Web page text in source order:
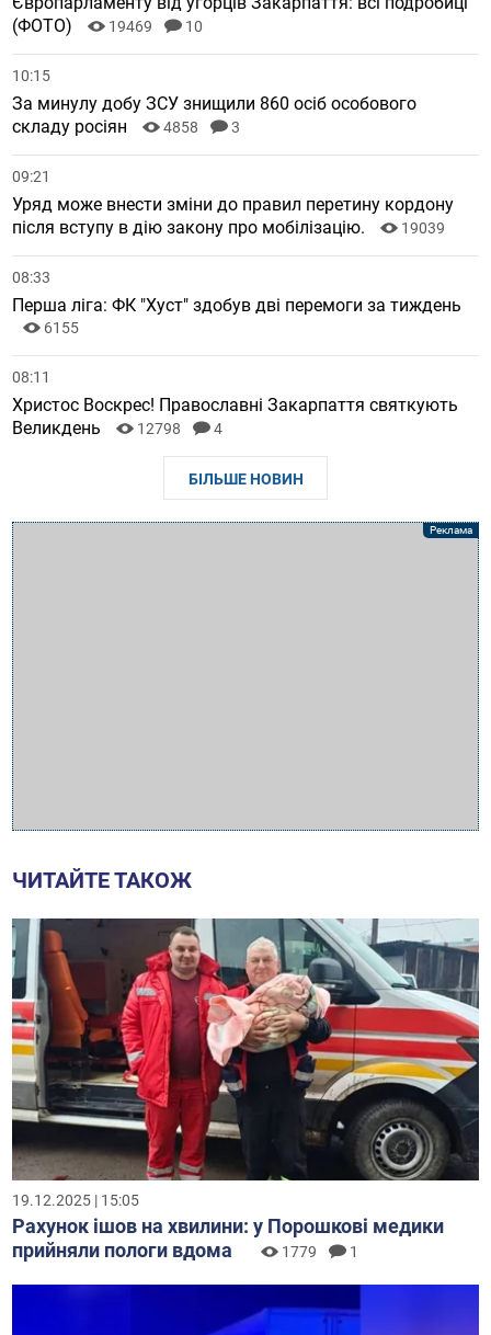
(ФОТО)
19469 10
10:15
За минулу добу ЗСУ знищили 860 осіб особового
складу росіян
4858 3
09:21
Уряд може внести зміни до правил перетину кордону
після вступу в дію закону про мобілізацію.
19039
08:33
Перша ліга: ФК "Хуст" здобув дві перемоги за тиждень
6155
08:11
Христос Воскрес! Православні Закарпаття святкують
Великдень
12798 4
БІЛЬШЕ НОВИН
ЧИТАЙТЕ ТАКОЖ
19.12.2025 | 15:05
Рахунок ішов на хвилини: у Порошкові медики
прийняли пологи вдома
1779 1